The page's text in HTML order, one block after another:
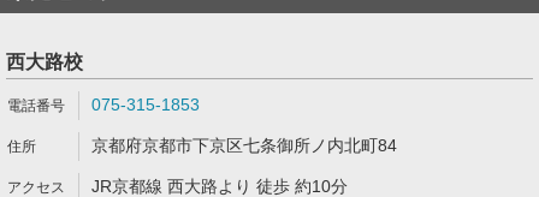
西大路校
075-315-1853
京都府京都市下京区七条御所ノ内北町84
JR京都線 西大路より 徒歩 約10分